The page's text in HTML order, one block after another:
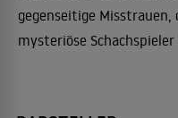
gegenseitige
mysteriöse